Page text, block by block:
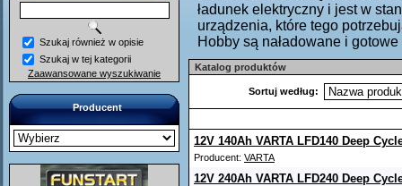
Szukaj również w opisie
Szukaj w tej kategorii
Zaawansowane wyszukiwanie
Producent
ładunek elektryczny i jest w
urządzenia, które tego
Hobby są naładowane i
Katalog produktów
Sortuj według:
12V 140Ah VARTA LFD140 Deep
Producent: VARTA
12V 240Ah VARTA LFD240 Deep